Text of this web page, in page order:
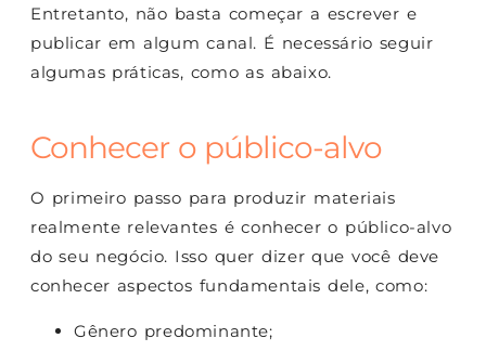
Entretanto, não basta começar a escrever e
publicar em algum canal. É necessário seguir
algumas práticas, como as abaixo.
Conhecer o público-alvo
O primeiro passo para produzir materiais
realmente relevantes é conhecer o público-alvo
do seu negócio. Isso quer dizer que você deve
conhecer aspectos fundamentais dele, como:
Gênero predominante;